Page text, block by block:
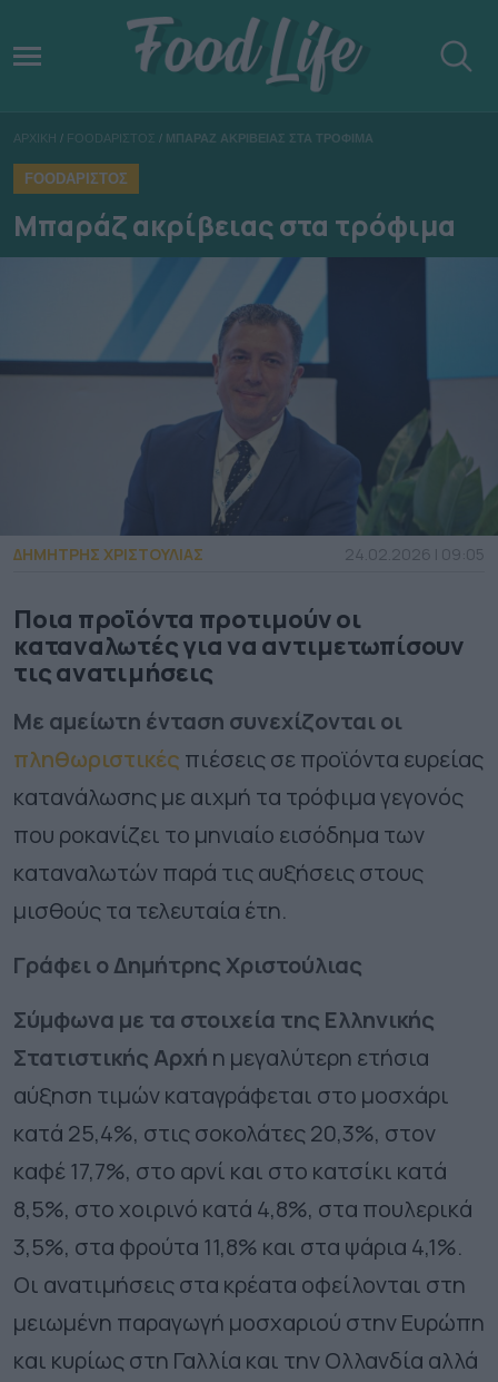
ΑΡΧΙΚΗ / FOODΑΡΙΣΤΟΣ / ΜΠΑΡΑΖ ΑΚΡΙΒΕΙΑΣ ΣΤΑ ΤΡΟΦΙΜΑ
FOODΑΡΙΣΤΟΣ
Μπαράζ ακρίβειας στα τρόφιμα
ΔΗΜΗΤΡΗΣ ΧΡΙΣΤΟΥΛΙΑΣ 24.02.2026 | 09:05
Ποια προϊόντα προτιμούν οι
καταναλωτές για να αντιμετωπίσουν
τις ανατιμήσεις
Με αμείωτη ένταση συνεχίζονται οι
πληθωριστικές πιέσεις σε προϊόντα ευρείας
κατανάλωσης με αιχμή τα τρόφιμα γεγονός
που ροκανίζει το μηνιαίο εισόδημα των
καταναλωτών παρά τις αυξήσεις στους
μισθούς τα τελευταία έτη.
Γράφει ο Δημήτρης Χριστούλιας
Σύμφωνα με τα στοιχεία της Ελληνικής
Στατιστικής Αρχή η μεγαλύτερη ετήσια
αύξηση τιμών καταγράφεται στο μοσχάρι
κατά 25,4%, στις σοκολάτες 20,3%, στον
καφέ 17,7%, στο αρνί και στο κατσίκι κατά
8,5%, στο χοιρινό κατά 4,8%, στα πουλερικά
3,5%, στα φρούτα 11,8% και στα ψάρια 4,1%.
Οι ανατιμήσεις στα κρέατα οφείλονται στη
μειωμένη παραγωγή μοσχαριού στην Ευρώπη
και κυρίως στη Γαλλία και την Ολλανδία αλλά